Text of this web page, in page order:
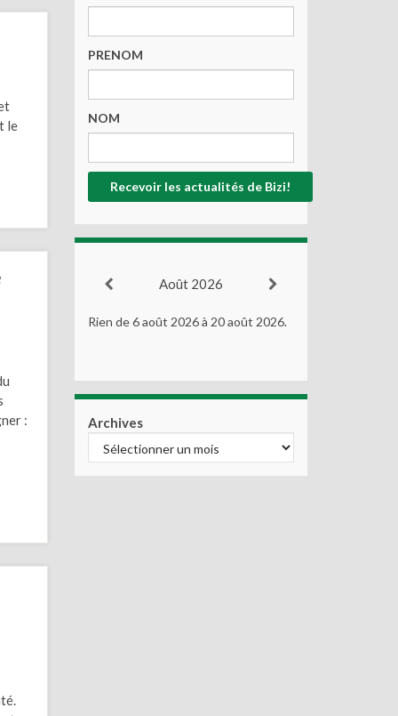
le
:
PRENOM
NOM
Août 2026
Rien de 6 août 2026 à 20 août 2026.
Archives